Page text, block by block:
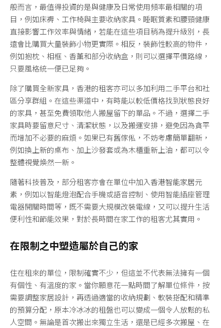
般而言，最值得投資的是與健康及日常使用頻率最相關的項
目，例如床褥、工作椅與主要收納家具。睡眠質素和腰頸健康
直接影響工作效率與情緒，若能在這些項目稍為提升級別，長
遠會比購買大量裝飾小物更實際。相反，裝飾性較高的物件，
例如抱枕、相框、香薰和部分收納盒，則可以選擇平價路線，
只要風格統一便已足夠。
除了購買全新家具，香港的租客亦可以多加利用二手平台和社
區分享群組。在這些渠道中，有時能以較低價格找到狀態良好
的家具，甚至免費領取他人搬屋留下的單品。不過，選擇二手
家具時要留意尺寸、清潔狀態，以及搬運安排，避免因為貪平
而增加不必要的麻煩。如果已有舊傢俬，不妨考慮簡單翻新，
例如換上新的桌布、加上沙發套或為木櫃重新上油，都可以令
整體視覺煥然一新。
隨著科技普及，部分租客亦會在單位中加入香港智能家居元
素，例如以智能燈泡配合手機或語音控制、使用智能插座管理
電器開關時間等，既不需要大規模改裝電線，又可以提升生活
便利性和節能效果，對於長時間在家工作的租客尤其實用。
在限制之中塑造屬於自己的家
住在租來的單位，限制確實不少，但這並不代表無法擁有一個
有個性、有溫度的家。當你願意花一點時間了解單位條件，按
需要調整家居設計，再透過適當的收納規劃、軟裝搭配和精準
的預算分配，原本冷冰冰的租盤也可以變成一個令人放鬆的私
人空間。無論是首次搬出來獨立生活，還是已經多次搬屋、在